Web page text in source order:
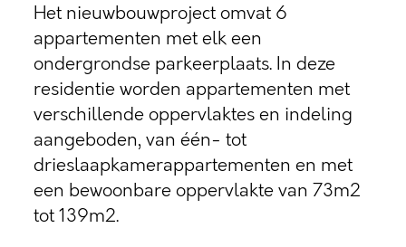
Het nieuwbouwproject omvat 6
appartementen met elk een
ondergrondse parkeerplaats. In deze
residentie worden appartementen met
verschillende oppervlaktes en indeling
aangeboden, van één- tot
drieslaapkamerappartementen en met
een bewoonbare oppervlakte van 73m2
tot 139m2.